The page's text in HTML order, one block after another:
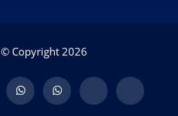
© Copyright 2026